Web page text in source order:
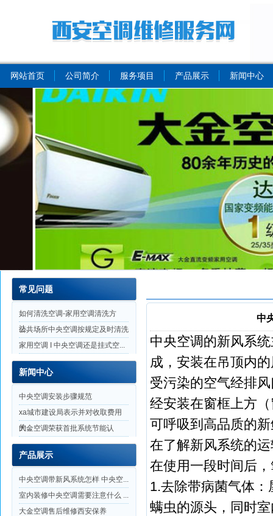
网站首页 公司简介 服务项目 产品展示 新闻中心
常见问题
如何清洗空调-家用空调清洗方
法...
公共场所中央空调按规定及时清洗
家用空调 I 中央空调还是挂式空...
新闻中心
中央空调安装步骤规范
xa城市建设局表示并对收取费用
的...
大金空调荣获首批系统节能认
证，...
产品展示
中央空调带新风系统怎样 中央空...
室内装修中央空调需要注意什么 ...
大金空调售后维修西安保养
中
中央空调的新风系
成，安装在吊顶内
受污染的空气经排
经安装在窗框上方
可呼吸到高品质的
在了解新风系统的
在使用一段时间后
1.去除带病菌气体
螨虫的源头，同时